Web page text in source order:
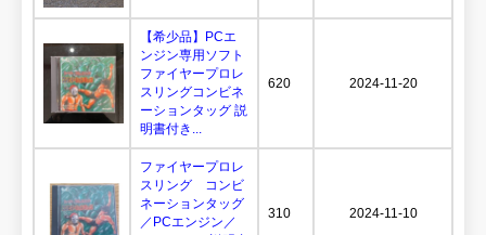
【希少品】PCエ
ンジン専用ソフト
ファイヤープロレ
スリングコンビネ
ーションタッグ 説
明書付き...
620 2024-11-20
ファイヤープロレ
スリング コンビ
ネーションタッグ
／PCエンジン／
310 2024-11-10